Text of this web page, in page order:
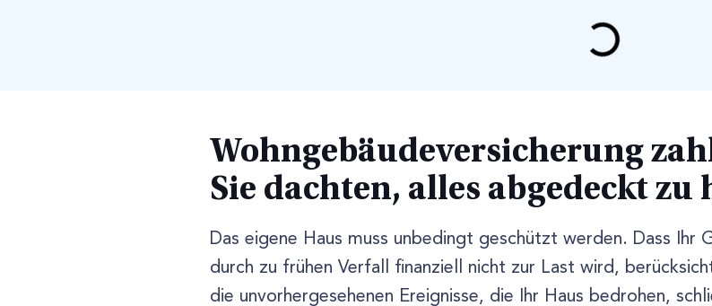
Wohngebäudeversicherung
Sie dachten, alles abgedeckt zu
Das eigene Haus muss unbedingt geschützt werden. Dass Ihr
durch zu frühen Verfall finanziell nicht zur Last wird,
die unvorhergesehenen Ereignisse, die Ihr Haus bedrohen,